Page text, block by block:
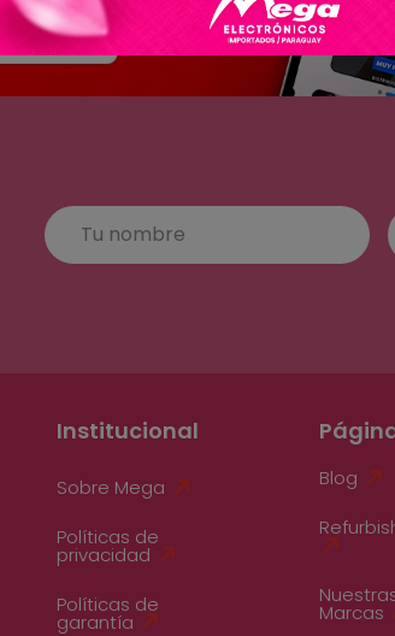
Institucional
Sobre Mega
Políticas de
privacidad
Políticas de
garantía
Blog
Marcas